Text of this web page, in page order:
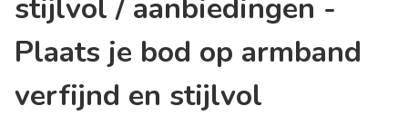
stijlvol / aanbiedingen -
Plaats je bod op armband
verfijnd en stijlvol